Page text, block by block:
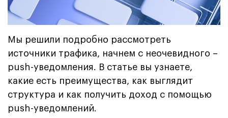
Мы решили подробно рассмотреть
источники трафика, начнем с неочевидного –
push-уведомления. В статье вы узнаете,
какие есть преимущества, как выглядит
структура и как получить доход с помощью
push-уведомлений.